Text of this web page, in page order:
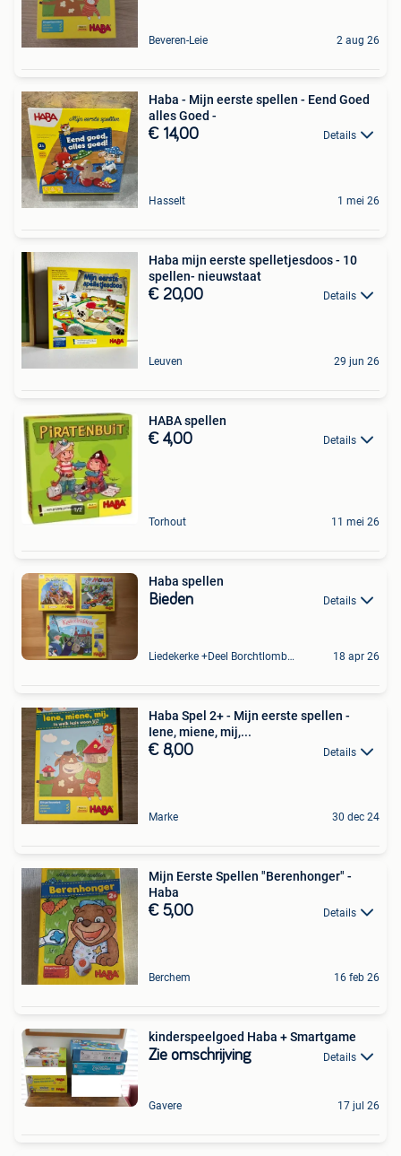
Beveren-Leie 2 aug 26
Haba - Mijn eerste spellen - Eend Goed
alles Goed -
€ 14,00 Details
Hasselt 1 mei 26
Haba mijn eerste spelletjesdoos - 10
spellen- nieuwstaat
€ 20,00 Details
Leuven 29 jun 26
HABA spellen
€ 4,00 Details
Torhout 11 mei 26
Haba spellen
Bieden Details
Liedekerke +Deel Borchtlombeek 18 apr 26
Haba Spel 2+ - Mijn eerste spellen -
Iene, miene, mij,...
€ 8,00 Details
Marke 30 dec 24
Mijn Eerste Spellen "Berenhonger" -
Haba
€ 5,00 Details
Berchem 16 feb 26
kinderspeelgoed Haba + Smartgame
Zie omschrijving Details
Gavere 17 jul 26